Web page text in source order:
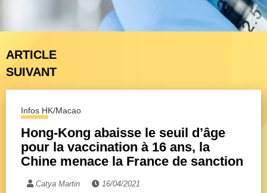
ARTICLE
SUIVANT
Infos HK/Macao
Hong-Kong abaisse le seuil d’âge
pour la vaccination à 16 ans, la
Chine menace la France de sanction
Catya Martin 16/04/2021